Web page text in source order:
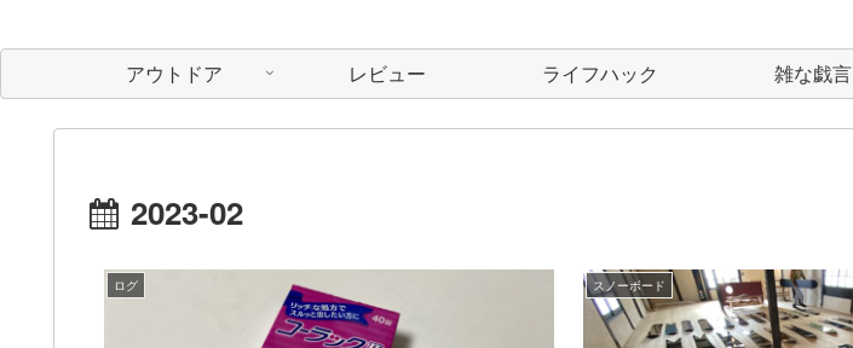
アウトドア レビュー ライフハック 雑な戯言
2023-02
ログ スノーボード